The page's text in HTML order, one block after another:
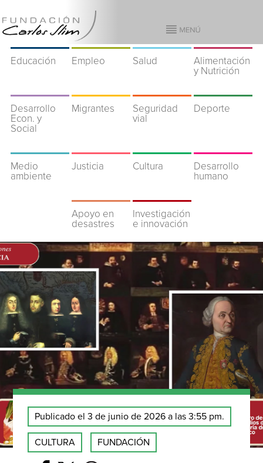
Educación Empleo Salud
Alimentación
y Nutrición
Desarrollo
Econ. y
Social
Migrantes
Seguridad
vial
Deporte
Medio
ambiente
Justicia Cultura
Desarrollo
humano
Apoyo en
desastres
Investigación
e innovación
Publicado el 3 de junio de 2026 a las 3:55 pm.
CULTURA FUNDACIÓN